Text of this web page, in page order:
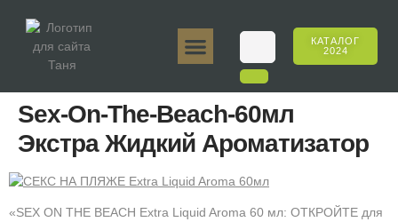
КАТАЛОГ
2024
Sex-On-The-Beach-60мл
Экстра Жидкий Ароматизатор
«SEX ON THE BEACH Extra Liquid Aroma 60 мл: ОТКРОЙТЕ для